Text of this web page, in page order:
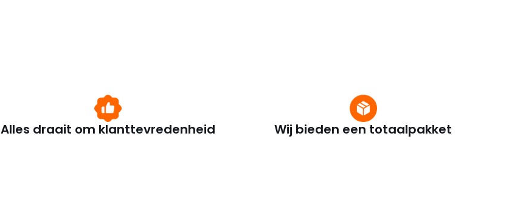
Alles draait om klanttevredenheid Wij bieden een totaalpakket